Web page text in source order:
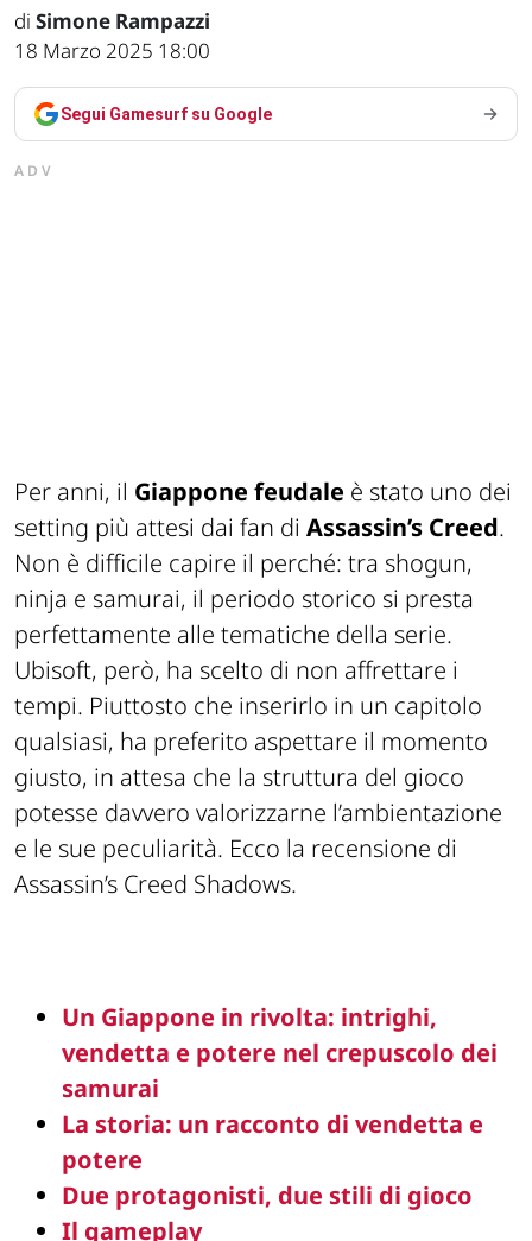
di Simone Rampazzi
18 Marzo 2025 18:00
Segui Gamesurf su Google
ADV
Per anni, il Giappone feudale è stato uno dei
setting più attesi dai fan di Assassin’s Creed.
Non è difficile capire il perché: tra shogun,
ninja e samurai, il periodo storico si presta
perfettamente alle tematiche della serie.
Ubisoft, però, ha scelto di non affrettare i
tempi. Piuttosto che inserirlo in un capitolo
qualsiasi, ha preferito aspettare il momento
giusto, in attesa che la struttura del gioco
potesse davvero valorizzarne l’ambientazione
e le sue peculiarità. Ecco la recensione di
Assassin’s Creed Shadows.
Un Giappone in rivolta: intrighi,
vendetta e potere nel crepuscolo dei
samurai
La storia: un racconto di vendetta e
potere
Due protagonisti, due stili di gioco
Il gameplay